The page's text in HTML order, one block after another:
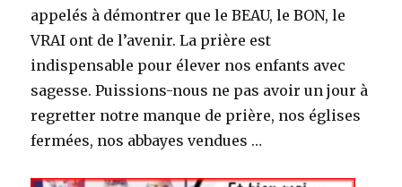
appelés à démontrer que le BEAU, le BON, le
VRAI ont de l’avenir. La prière est
indispensable pour élever nos enfants avec
sagesse. Puissions-nous ne pas avoir un jour à
regretter notre manque de prière, nos églises
fermées, nos abbayes vendues …